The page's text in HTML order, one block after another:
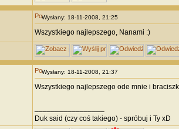
Wysłany: 18-11-2008, 21:25
Wszystkiego najlepszego, Nanami :)
Wysłany: 18-11-2008, 21:37
Wszystkiego najlepszego ode mnie i
Duk said (czy coś takiego) - spróbuj i Ty xD